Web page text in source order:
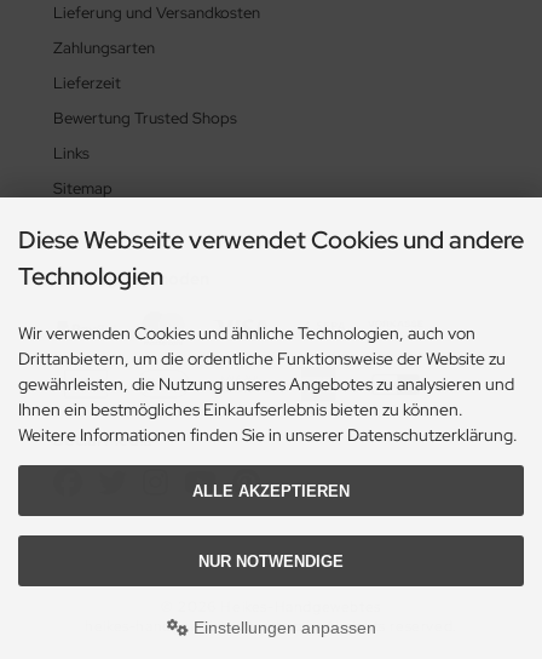
Lieferung und Versandkosten
Zahlungsarten
Lieferzeit
Bewertung Trusted Shops
Links
Sitemap
Zahlungsmethoden
Social Media
heikes-handgewebtes.de/shop/ - All rights reserved.
Diese Webseite verwendet Cookies und andere
Technologien
Wir verwenden Cookies und ähnliche Technologien, auch von
Drittanbietern, um die ordentliche Funktionsweise der Website zu
gewährleisten, die Nutzung unseres Angebotes zu analysieren und
Ihnen ein bestmögliches Einkaufserlebnis bieten zu können.
Weitere Informationen finden Sie in unserer Datenschutzerklärung.
ALLE AKZEPTIEREN
NUR NOTWENDIGE
Einstellungen anpassen